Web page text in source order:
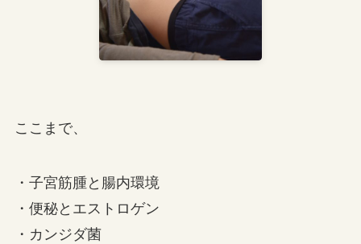
ここまで、
・子宮筋腫と腸内環境
・便秘とエストロゲン
・カンジダ菌